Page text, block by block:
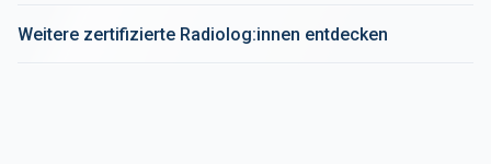
Weitere zertifizierte Radiolog:innen entdecken